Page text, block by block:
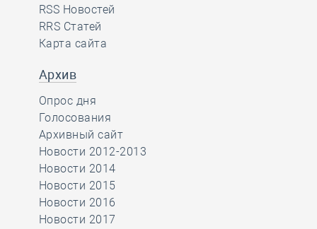
RSS Новостей
RRS Статей
Карта сайта
Архив
Опрос дня
Голосования
Архивный сайт
Новости 2012-2013
Новости 2014
Новости 2015
Новости 2016
Новости 2017